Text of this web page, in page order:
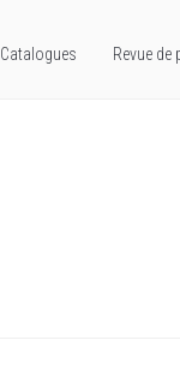
Catalogues Revue de